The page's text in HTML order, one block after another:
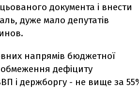
документа і внести
дуже мало депутатів
напрямів бюджетної
дефіциту
і держборгу - не вище за